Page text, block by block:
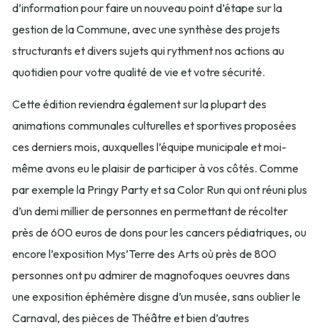
d’information pour faire un nouveau point d’étape sur la
gestion de la Commune, avec une synthèse des projets
structurants et divers sujets qui rythment nos actions au
quotidien pour votre qualité de vie et votre sécurité.
Cette édition reviendra également sur la plupart des
animations communales culturelles et sportives proposées
ces derniers mois, auxquelles l’équipe municipale et moi-
même avons eu le plaisir de participer à vos côtés. Comme
par exemple la Pringy Party et sa Color Run qui ont réuni plus
d’un demi millier de personnes en permettant de récolter
près de 600 euros de dons pour les cancers pédiatriques, ou
encore l’exposition Mys’Terre des Arts où près de 800
personnes ont pu admirer de magnofoques oeuvres dans
une exposition éphémère disgne d’un musée, sans oublier le
Carnaval, des pièces de Théâtre et bien d’autres